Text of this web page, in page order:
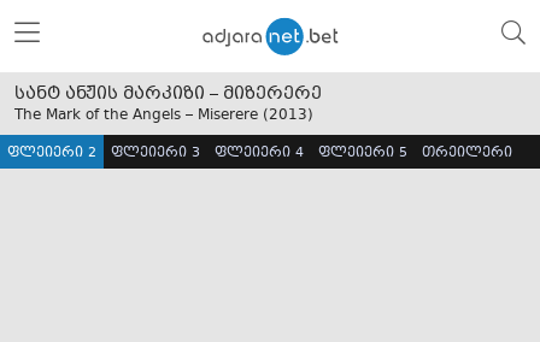
სანტ ანჟის მარკიზი – მიზერერე
The Mark of the Angels – Miserere (2013)
ფლეიერი 2 ფლეიერი 3 ფლეიერი 4 ფლეიერი 5 თრეილერი